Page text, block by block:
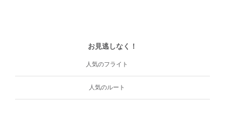
お見逃しなく！
人気のフライト
人気のルート